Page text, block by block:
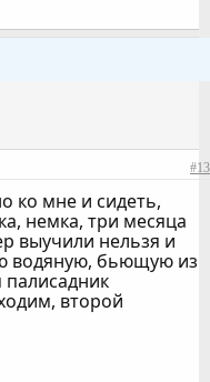
#13
ко мне и сидеть,
немка, три месяца
выучили нельзя и
водяную, бьющую из
палисадник
второй